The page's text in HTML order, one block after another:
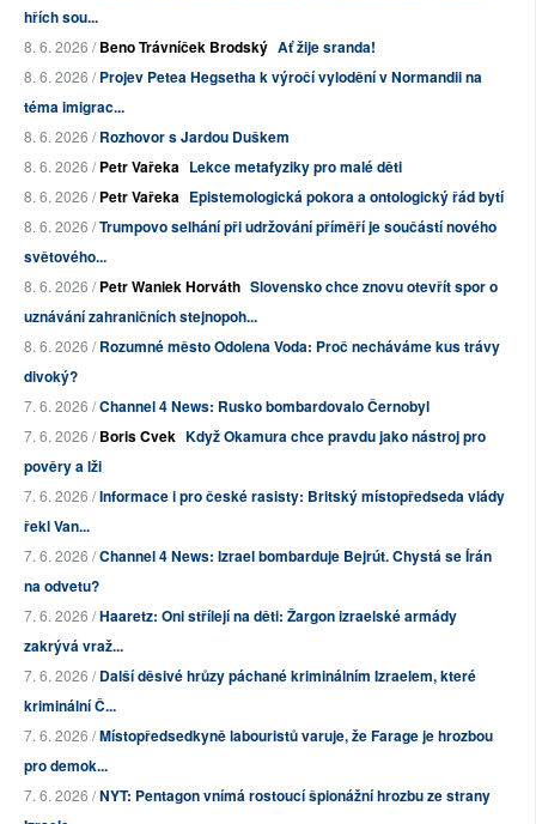
hřích sou...
8. 6. 2026 /Beno Trávníček Brodský Ať žije sranda!
8. 6. 2026 /Projev Petea Hegsetha k výročí vylodění v Normandii na
téma imigrac...
8. 6. 2026 /Rozhovor s Jardou Duškem
8. 6. 2026 /Petr Vařeka Lekce metafyziky pro malé děti
8. 6. 2026 /Petr Vařeka Epistemologická pokora a ontologický řád bytí
8. 6. 2026 /Trumpovo selhání při udržování příměří je součástí nového
světového...
8. 6. 2026 /Petr Waniek Horváth Slovensko chce znovu otevřít spor o
uznávání zahraničních stejnopoh...
8. 6. 2026 /Rozumné město Odolena Voda: Proč necháváme kus trávy
divoký?
7. 6. 2026 /Channel 4 News: Rusko bombardovalo Černobyl
7. 6. 2026 /Boris Cvek Když Okamura chce pravdu jako nástroj pro
pověry a lži
7. 6. 2026 /Informace i pro české rasisty: Britský místopředseda vlády
řekl Van...
7. 6. 2026 /Channel 4 News: Izrael bombarduje Bejrút. Chystá se Írán
na odvetu?
7. 6. 2026 /Haaretz: Oni střílejí na děti: Žargon izraelské armády
zakrývá vraž...
7. 6. 2026 /Další děsivé hrůzy páchané kriminálním Izraelem, které
kriminální Č...
7. 6. 2026 /Místopředsedkyně labouristů varuje, že Farage je hrozbou
pro demok...
7. 6. 2026 /NYT: Pentagon vnímá rostoucí špionážní hrozbu ze strany